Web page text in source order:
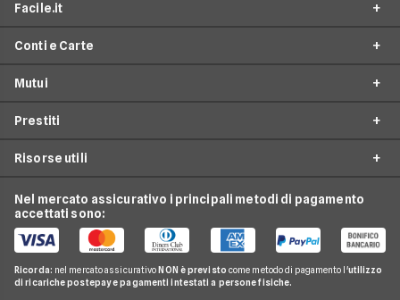
Facile.it
Prestiti
Mutui
Conti e Carte
Telefonia Mobile
Pay TV
Noleggio Lungo Termine
Conti e Carte
Conto Corrente
Conto Deposito
Carta Prepagata
Mutui
Mutuo Prima Casa
Mutui Seconda Casa
Calcolo Rata Mutuo
Mutui INPDAP
Prestiti
Prestito Personale
Cessione del Quinto
Prestito Auto
Piccoli Prestiti
Risorse utili
Guide Prestiti
Guide Mutui
Guide Conti
Guide Carte
Nel mercato assicurativo i principali metodi di pagamento
accettati sono:
Ricorda: nel mercato assicurativo NON è previsto come metodo di pagamento l'utilizzo
di ricariche postepay e pagamenti intestati a persone fisiche.